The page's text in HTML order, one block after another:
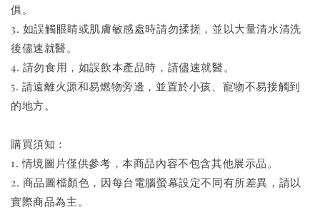
俱。
3. 如誤觸眼睛或肌膚敏感處時請勿揉搓，並以大量清水清洗
後儘速就醫。
4. 請勿食用，如誤飲本產品時，請儘速就醫。
5. 請遠離火源和易燃物旁邊，並置於小孩、寵物不易接觸到
的地方。
購買須知：
1. 情境圖片僅供參考，本商品內容不包含其他展示品。
2. 商品圖檔顏色，因每台電腦螢幕設定不同有所差異，請以
實際商品為主。